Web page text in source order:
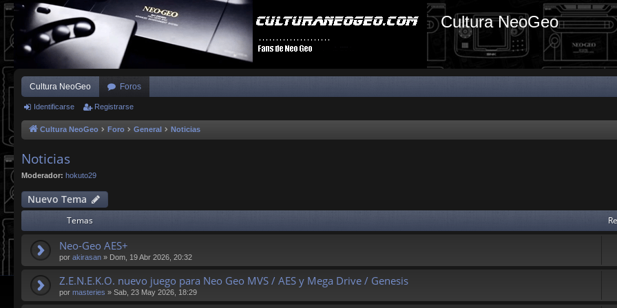
Cultura NeoGeo
Cultura NeoGeo Foros
Identificarse Registrarse
Cultura NeoGeo Foro General Noticias
Noticias
Moderador: hokuto29
Nuevo Tema
Temas
Neo-Geo AES+
por akirasan » Dom, 19 Abr 2026, 20:32
Z.E.N.E.K.O. nuevo juego para Neo Geo MVS / AES y Mega Drive / Genesis
por masteries » Sab, 23 May 2026, 18:29